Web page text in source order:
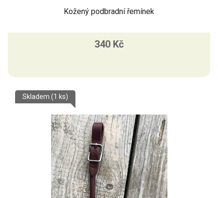
Kožený podbradní řemínek
340 Kč
Skladem (1 ks)